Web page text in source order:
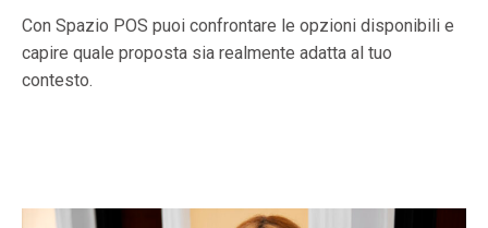
Con Spazio POS puoi confrontare le opzioni disponibili e
capire quale proposta sia realmente adatta al tuo
contesto.